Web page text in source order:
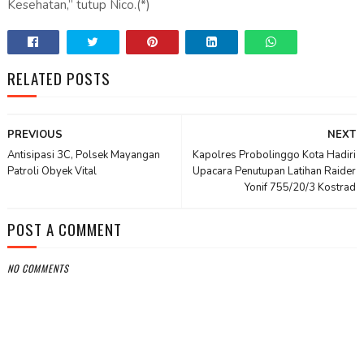
Kesehatan,” tutup Nico.(*)
RELATED POSTS
NEXT
Kapolres Probolinggo Kota Hadiri
Upacara Penutupan Latihan Raider
Yonif 755/20/3 Kostrad
PREVIOUS
Antisipasi 3C, Polsek Mayangan
Patroli Obyek Vital
POST A COMMENT
NO COMMENTS